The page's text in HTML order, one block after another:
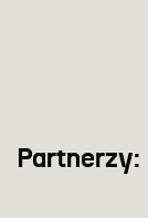
Partnerzy: